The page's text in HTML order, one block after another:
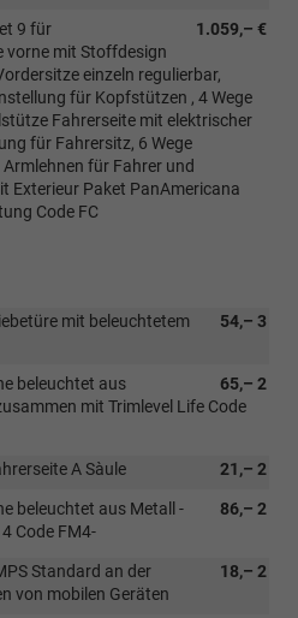
1.059,– €
9 für
vorne mit Stoffdesign
einzeln regulierbar,
für Kopfstützen , 4 Wege
Fahrerseite mit elektrischer
für Fahrersitz, 6 Wege
für Fahrer und
Exterieur Paket PanAmericana
Code FC
54,– 3
mit beleuchtetem
65,– 2
beleuchtet aus
mit Trimlevel Life Code
21,– 2
A Sàule
86,– 2
beleuchtet aus Metall -
Code FM4-
18,– 2
Standard an der
von mobilen Geräten